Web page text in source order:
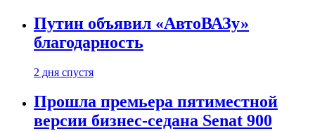
Путин объявил «АвтоВАЗу»
благодарность
2 дня спустя
Прошла премьера пятиместной
версии бизнес-седана Senat 900